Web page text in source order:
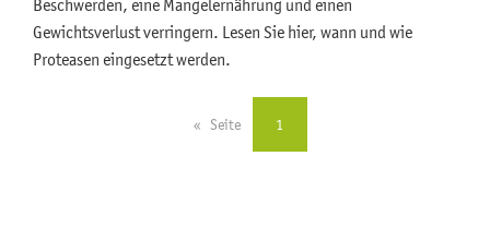
Beschwerden, eine Mangelernährung und einen
Gewichtsverlust verringern. Lesen Sie hier, wann und wie
Proteasen eingesetzt werden.
Seite You're on page
1